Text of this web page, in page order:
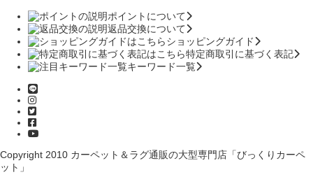
ポイントについて
返品交換について
ショッピングガイド
特定商取引に基づく表記
キーワード一覧
Copyright 2010 カーペット＆ラグ通販の大型専門店「びっくりカーペ
ット」